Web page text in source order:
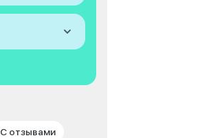
С отзывами